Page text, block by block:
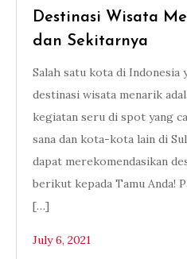
Destinasi Wisata
dan Sekitarnya
Salah satu kota di Indonesia
destinasi wisata menarik
kegiatan seru di spot yang
sana dan kota-kota lain di
dapat merekomendasikan
berikut kepada Tamu Anda!
[…]
July 6, 2021